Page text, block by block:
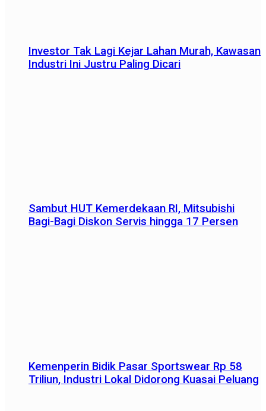
Investor Tak Lagi Kejar Lahan Murah, Kawasan
Industri Ini Justru Paling Dicari
Sambut HUT Kemerdekaan RI, Mitsubishi
Bagi-Bagi Diskon Servis hingga 17 Persen
Kemenperin Bidik Pasar Sportswear Rp 58
Triliun, Industri Lokal Didorong Kuasai Peluang